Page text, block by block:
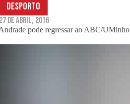
pode regressar ao ABC/UMinho
Desporto
27 de Abril, 2016